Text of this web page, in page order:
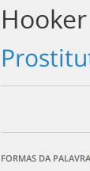
Hooker
FORMAS DA